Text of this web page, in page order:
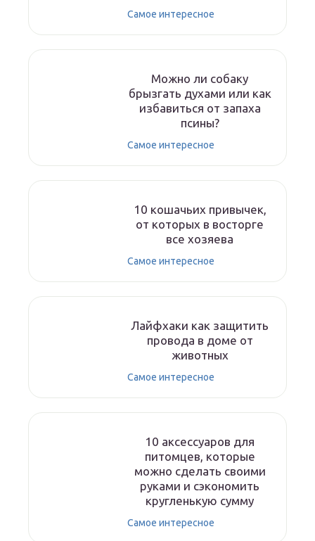
Самое интересное
Можно ли собаку
брызгать духами или как
избавиться от запаха
псины?
Самое интересное
10 кошачьих привычек,
от которых в восторге
все хозяева
Самое интересное
Лайфхаки как защитить
провода в доме от
животных
Самое интересное
10 аксессуаров для
питомцев, которые
можно сделать своими
руками и сэкономить
кругленькую сумму
Самое интересное